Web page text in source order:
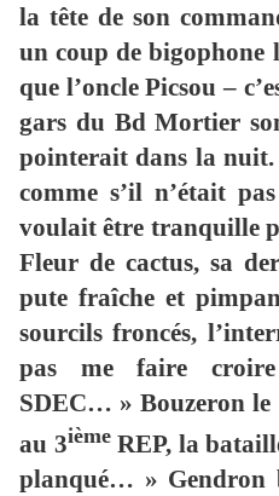
la tête de son
un coup de bigophone
que l’oncle Picsou –
gars du Bd Mortier
pointerait dans la
comme s’il n’était
voulait être tranquille
Fleur de cactus, sa
pute fraîche et
sourcils froncés,
pas me faire
SDEC… » Bouzeron le
au 3ièmeREP, la
planqué… » Gendron